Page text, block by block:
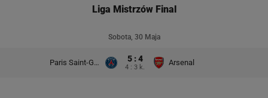
Liga Mistrzów Final
Sobota, 30 Maja
Paris Saint-Germain 5 : 4
4 : 3 k.
Arsenal